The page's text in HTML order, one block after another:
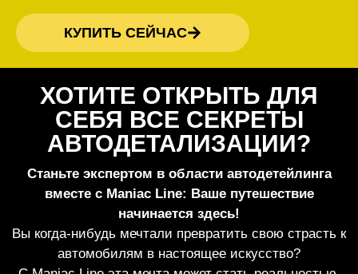
КУПИТЬ СЕЙЧАС
ХОТИТЕ ОТКРЫТЬ ДЛЯ
СЕБЯ ВСЕ СЕКРЕТЫ
АВТОДЕТАЛИЗАЦИИ?
Станьте экспертом в области автодетейлинга
вместе с Maniac Line: Ваше путешествие
начинается здесь!
Вы когда-нибудь мечтали превратить свою страсть к
автомобилям в настоящее искусство?